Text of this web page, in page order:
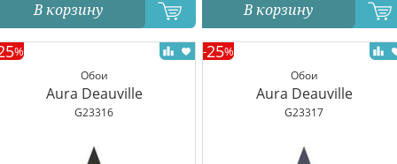
В корзину В корзину
Обои
Aura Deauville
G23316
%
Обои
Aura Deauville
G23317
-25%